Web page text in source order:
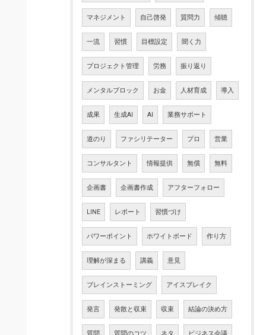
マネジメント 自己啓発 質問力 傾聴
一流 習慣 目標設定 聞く力
プロジェクト管理 労務 振り返り
メンタルブロック お金 人材育成 導入
成果 生成AI AI 業務サポート
道のり ファシリテーター プロ 営業
コンサルタント 情報提供 無償 無料
企画書 企画書作成 アフターフォロー
LINE レポート 習慣づけ
パワーポイント ホワイトボード 作り方
理解が深まる 講義 意見
ブレインストーミング アイスブレイク
発言 発散と収束 収束 結論の決め方
質問 質問のコツ ネタ ビジネス会議